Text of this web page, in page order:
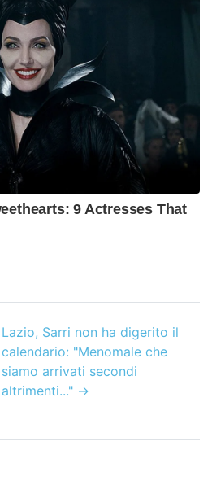
Lazio, Sarri non ha digerito il
calendario: "Menomale che
siamo arrivati secondi
altrimenti..."→